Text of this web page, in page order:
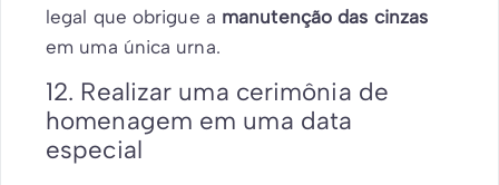
legal que obrigue a manutenção das cinzas
em uma única urna.
12. Realizar uma cerimônia de
homenagem em uma data
especial